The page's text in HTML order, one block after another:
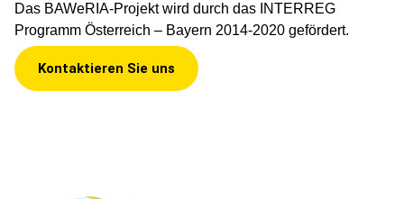
Das BAWeRIA-Projekt wird durch das INTERREG
Programm Österreich – Bayern 2014-2020 gefördert.
Kontaktieren Sie uns